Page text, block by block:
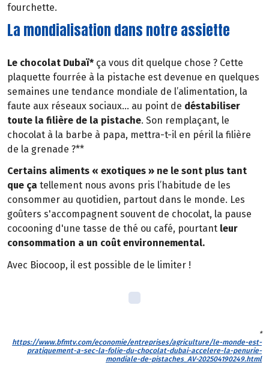
fourchette.
La mondialisation dans notre assiette
Le chocolat Dubaï* ça vous dit quelque chose ? Cette
plaquette fourrée à la pistache est devenue en quelques
semaines une tendance mondiale de l’alimentation, la
faute aux réseaux sociaux… au point de déstabiliser
toute la filière de la pistache. Son remplaçant, le
chocolat à la barbe à papa, mettra-t-il en péril la filière
de la grenade ?**
Certains aliments « exotiques » ne le sont plus tant
que ça tellement nous avons pris l’habitude de les
consommer au quotidien, partout dans le monde. Les
goûters s'accompagnent souvent de chocolat, la pause
cocooning d'une tasse de thé ou café, pourtant leur
consommation a un coût environnemental.
Avec Biocoop, il est possible de le limiter !
*
https://www.bfmtv.com/economie/entreprises/agriculture/le-monde-est-
pratiquement-a-sec-la-folie-du-chocolat-dubai-accelere-la-penurie-
mondiale-de-pistaches_AV-202504190249.html